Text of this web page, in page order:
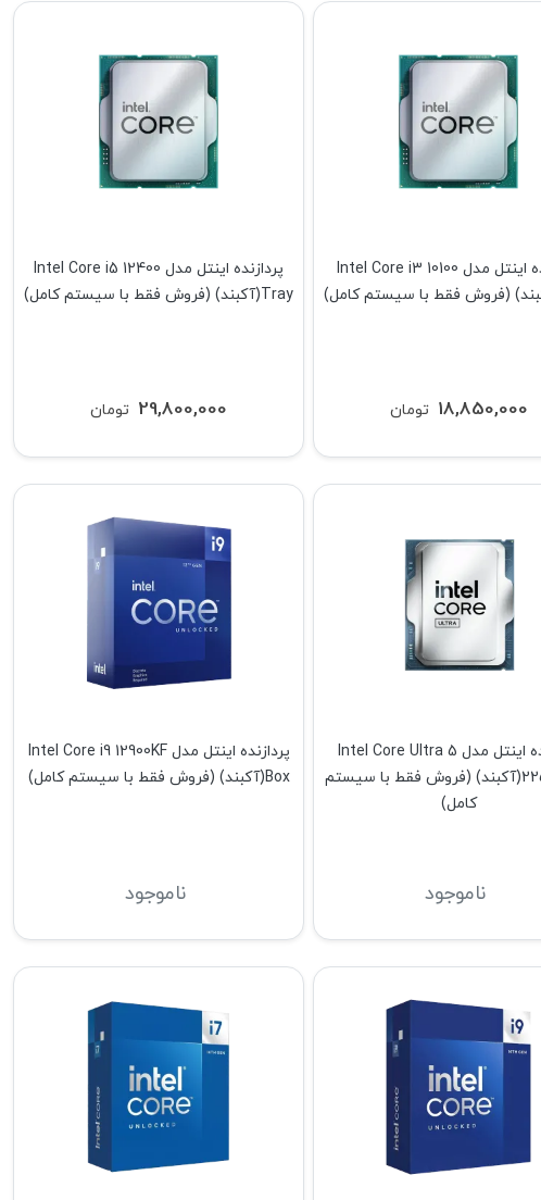
پردازنده اینتل مدل Intel Core i3 10100
تومان 18,850,000
پردازنده اینتل مدل Intel Core i5 12400
Tray(آکبند) (فروش فقط با سیستم کامل)
تومان 29,800,000
پردازنده اینتل مدل Intel Core Ultra 5
225F Tray(آکبند) (فروش فقط با سیستم
کامل)
ناموجود
پردازنده اینتل مدل Intel Core i9 12900KF
Box(آکبند) (فروش فقط با سیستم کامل)
ناموجود